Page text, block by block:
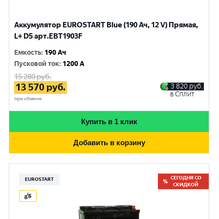
Аккумулятор EUROSTART Blue (190 Ач, 12 V) Прямая,
L+ D5 арт.EBT1903F
Емкость: 190 Ач
Пусковой ток: 1200 A
15 280руб.
13 570 руб.
при обмене
3 820 руб.
в Сплит
Купить в 1 клик
Добавить в корзину
EUROSTART
СЕГОДНЯ СО
СКИДКОЙ